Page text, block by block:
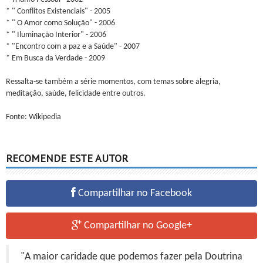
* " Conflitos Existenciais" - 2005
* " O Amor como Solução" - 2006
* " Iluminação Interior" - 2006
* "Encontro com a paz e a Saúde" - 2007
* Em Busca da Verdade - 2009
Ressalta-se também a série momentos, com temas sobre alegria,
meditação, saúde, felicidade entre outros.
Fonte: Wikipedia
RECOMENDE ESTE AUTOR
Compartilhar no Facebook
Compartilhar no Google+
"A maior caridade que podemos fazer pela Doutrina